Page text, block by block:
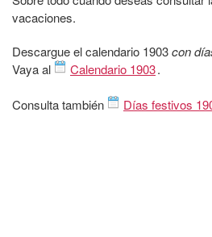
vacaciones.
Descargue el calendario 1903con
Vaya al
Calendario 1903.
Consulta también Días festivos